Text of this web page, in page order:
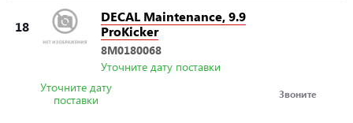
18
DECAL Maintenance, 9.9
ProKicker
8M0180068
Уточните дату поставки
Уточните дату
поставки
Звоните